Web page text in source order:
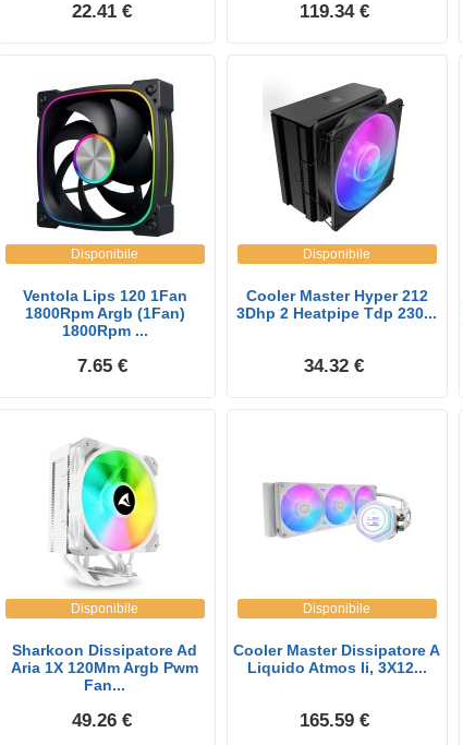
22.41 € 119.34 €
Disponibile
Ventola Lips 120 1Fan
1800Rpm Argb (1Fan)
1800Rpm ...
7.65 €
Disponibile
Cooler Master Hyper 212
3Dhp 2 Heatpipe Tdp 230...
34.32 €
Disponibile
Sharkoon Dissipatore Ad
Aria 1X 120Mm Argb Pwm
Fan...
49.26 €
Disponibile
Cooler Master Dissipatore A
Liquido Atmos Ii, 3X12...
165.59 €